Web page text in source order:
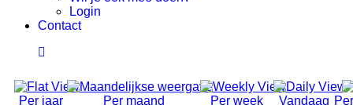
Login
Contact
Per jaar Per maand Per week Vandaag